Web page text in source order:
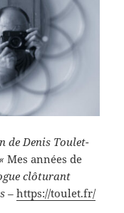
de Denis Toulet-
Mes années de
clôturant
–https://toulet.fr/